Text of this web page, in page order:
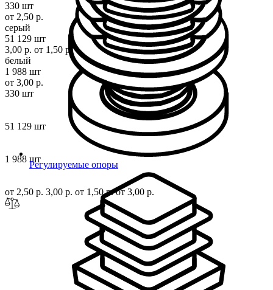
Регулируемые опоры
330 шт
от 2,50 р.
серый
51 129 шт
3,00 р. от 1,50 р.
белый
1 988 шт
от 3,00 р.
330 шт
51 129 шт
1 988 шт
от 2,50 р. 3,00 р. от 1,50 р.от 3,00 р.